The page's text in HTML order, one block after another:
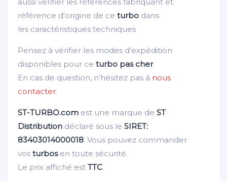
référence d’origine de ce turbo dans
les caractéristiques techniques
Pensez à vérifier les modes d’expédition
disponibles pour ce turbo pas cher.
En cas de question, n’hésitez pas à nous
contacter.
ST-TURBO.com est une marque de ST
Distribution déclaré sous le SIRET:
83403014000018. Vous pouvez commander
vos turbosen toute sécurité.
Le prix affiché est TTC.